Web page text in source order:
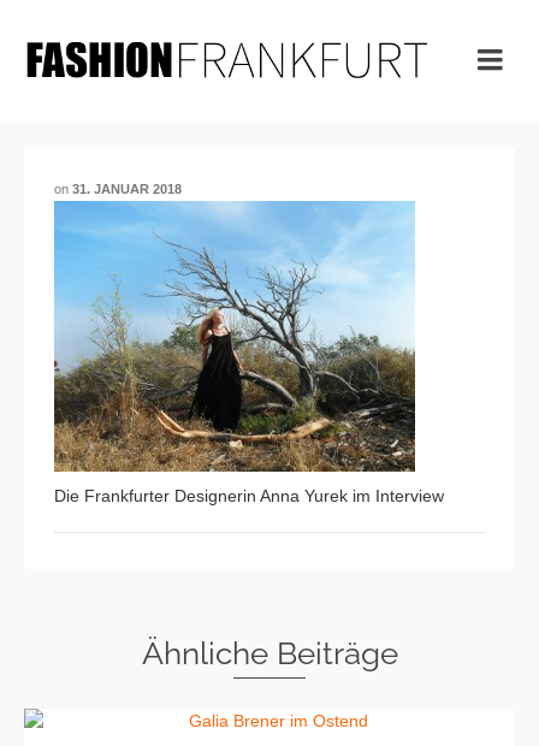
on 31. JANUAR 2018
Die Frankfurter Designerin Anna Yurek im Interview
Ähnliche Beiträge